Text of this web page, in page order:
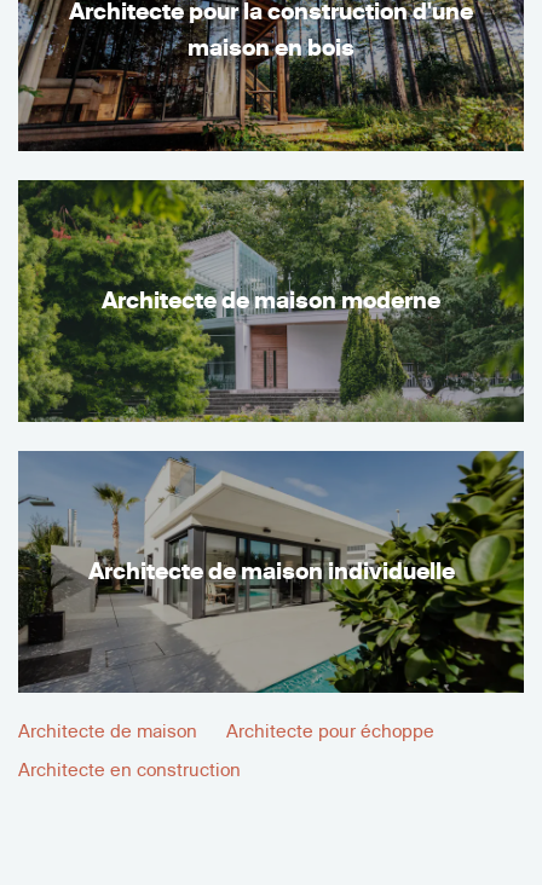
Architecte pour la construction d'une
maison en bois
Architecte de maison moderne
Architecte de maison individuelle
Architecte de maison
Architecte pour échoppe
Architecte en construction